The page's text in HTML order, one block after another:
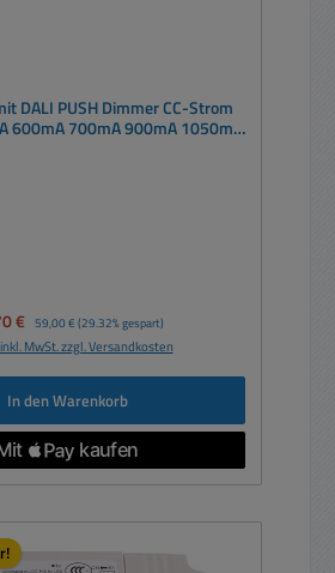
DALI PUSH Dimmer CC-Strom
600mA 700mA 900mA 1050mA
€ Regulärer Preis:
59,00 € (29.32% gespart)
MwSt. zzgl. Versandkosten
In den Warenkorb